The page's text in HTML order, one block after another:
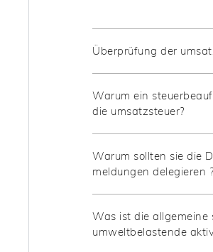
Überprüfung der
Warum ein
die umsatzsteuer?
Warum sollten sie die
meldungen delegieren ?
Was ist die allgemeine
umweltbelastende